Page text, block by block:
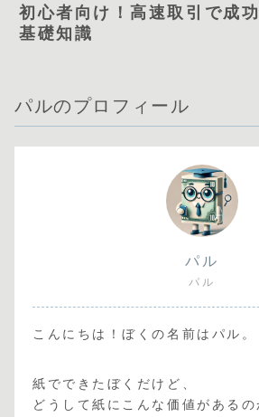
初心者向け！高速取引で成
基礎知識
パルのプロフィール
パル
パル
こんにちは！ぼくの名前はパル。
紙でできたぼくだけど、
どうして紙にこんな価値があるの